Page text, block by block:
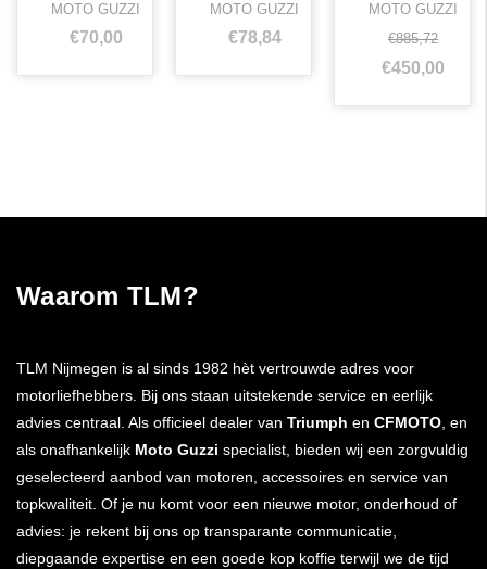
MOTO GUZZI
€70,00
MOTO GUZZI
€78,84
MOTO GUZZI
€885,72
€450,00
Waarom TLM?
TLM Nijmegen is al sinds 1982 hèt vertrouwde adres voor
motorliefhebbers. Bij ons staan uitstekende service en eerlijk
advies centraal. Als officieel dealer van Triumph en CFMOTO, en
als onafhankelijk Moto Guzzi specialist, bieden wij een zorgvuldig
geselecteerd aanbod van motoren, accessoires en service van
topkwaliteit. Of je nu komt voor een nieuwe motor, onderhoud of
advies: je rekent bij ons op transparante communicatie,
diepgaande expertise en een goede kop koffie terwijl we de tijd